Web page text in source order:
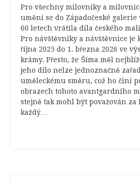
Pro všechny milovníky a
umění se do Západočeské
60 letech vrátila díla českého
Pro návštěvníky a návštěvnice je
října 2025 do 1. března 2026 ve
krámy. Přesto, že Šíma měl
jeho dílo nelze jednoznačně
uměleckému směru, což ho činí
obrazech tohoto avantgardního
stejně tak mohl být považován za
každý…